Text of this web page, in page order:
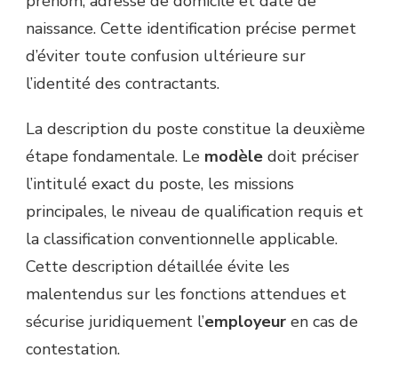
naissance. Cette identification précise permet
d’éviter toute confusion ultérieure sur
l’identité des contractants.
La description du poste constitue la deuxième
étape fondamentale. Le modèle doit préciser
l’intitulé exact du poste, les missions
principales, le niveau de qualification requis et
la classification conventionnelle applicable.
Cette description détaillée évite les
malentendus sur les fonctions attendues et
sécurise juridiquement l’employeur en cas de
contestation.